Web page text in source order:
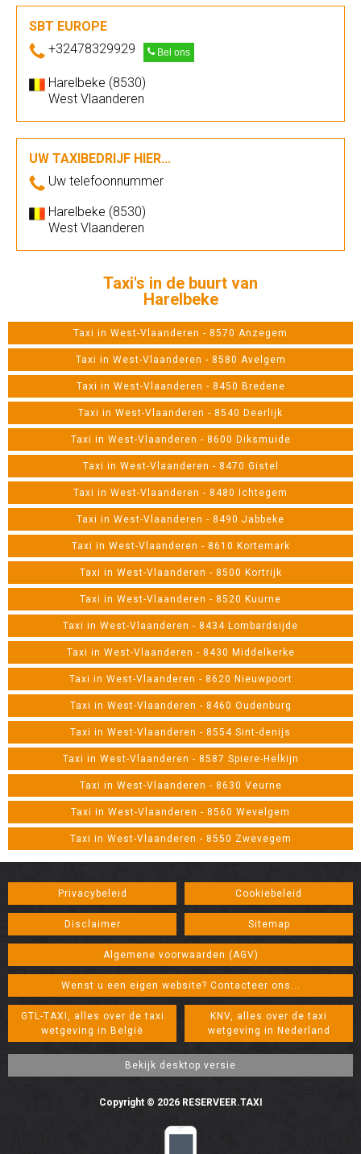
SBT EUROPE
+32478329929
Bel ons
Harelbeke (8530)
West Vlaanderen
UW TAXIBEDRIJF HIER...
Uw telefoonnummer
Harelbeke (8530)
West Vlaanderen
Taxi's in de buurt van
Harelbeke
Taxi in West-Vlaanderen - 8570 Anzegem
Taxi in West-Vlaanderen - 8580 Avelgem
Taxi in West-Vlaanderen - 8450 Bredene
Taxi in West-Vlaanderen - 8540 Deerlijk
Taxi in West-Vlaanderen - 8600 Diksmuide
Taxi in West-Vlaanderen - 8470 Gistel
Taxi in West-Vlaanderen - 8480 Ichtegem
Taxi in West-Vlaanderen - 8490 Jabbeke
Taxi in West-Vlaanderen - 8610 Kortemark
Taxi in West-Vlaanderen - 8500 Kortrijk
Taxi in West-Vlaanderen - 8520 Kuurne
Taxi in West-Vlaanderen - 8434 Lombardsijde
Taxi in West-Vlaanderen - 8430 Middelkerke
Taxi in West-Vlaanderen - 8620 Nieuwpoort
Taxi in West-Vlaanderen - 8460 Oudenburg
Taxi in West-Vlaanderen - 8554 Sint-denijs
Taxi in West-Vlaanderen - 8587 Spiere-Helkijn
Taxi in West-Vlaanderen - 8630 Veurne
Taxi in West-Vlaanderen - 8560 Wevelgem
Taxi in West-Vlaanderen - 8550 Zwevegem
Privacybeleid Cookiebeleid
Disclaimer Sitemap
Algemene voorwaarden (AGV)
Wenst u een eigen website? Contacteer ons...
GTL-TAXI, alles over de taxi
wetgeving in België
KNV, alles over de taxi
wetgeving in Nederland
Copyright © 2026 RESERVEER.TAXI